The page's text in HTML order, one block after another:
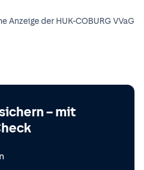
Anzeige der HUK-COBURG VVaG
– mit